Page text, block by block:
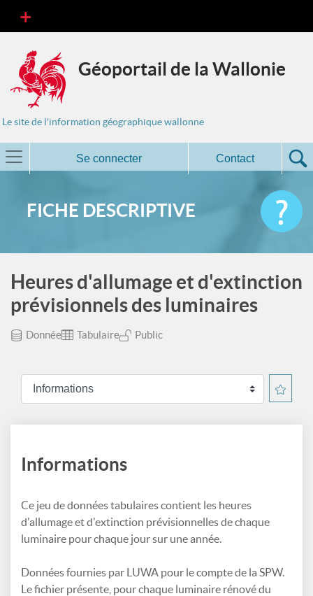
Géoportail de la Wallonie
Le site de l'information géographique wallonne
Se connecter Contact
FICHE DESCRIPTIVE
Heures d'allumage et d'extinction
prévisionnels des luminaires
Donnée Tabulaire Public
Informations
Ce jeu de données tabulaires contient les heures
d'allumage et d'extinction prévisionnelles de chaque
luminaire pour chaque jour sur une année.
Données fournies par LUWA pour le compte de la SPW.
Le fichier présente, pour chaque luminaire rénové du